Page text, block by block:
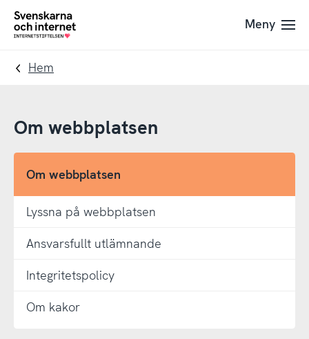
Till
navigation
Till
innehåll
To
Meny
Hem
Om webbplatsen
Om webbplatsen
Lyssna på webbplatsen
Ansvarsfullt utlämnande
Integritetspolicy
Om kakor